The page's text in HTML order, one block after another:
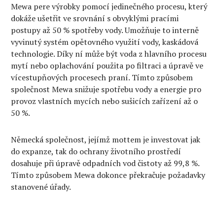
Mewa pere výrobky pomocí jedinečného procesu, který
dokáže ušetřit ve srovnání s obvyklými pracími
postupy až 50 % spotřeby vody. Umožňuje to interně
vyvinutý systém opětovného využití vody, kaskádová
technologie. Díky ní může být voda z hlavního procesu
mytí nebo oplachování použita po filtraci a úpravě ve
vícestupňových procesech praní. Tímto způsobem
společnost Mewa snižuje spotřebu vody a energie pro
provoz vlastních mycích nebo sušicích zařízení až o
50 %.
Německá společnost, jejímž mottem je investovat jak
do expanze, tak do ochrany životního prostředí
dosahuje při úpravě odpadních vod čistoty až 99,8 %.
Tímto způsobem Mewa dokonce překračuje požadavky
stanovené úřady.